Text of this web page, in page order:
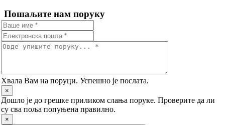
Пошаљите нам поруку
Хвала Вам на поруци. Успешно је послата.
×
Дошло је до грешке приликом слања поруке. Проверите да ли
су сва поља попуњена правилно.
×